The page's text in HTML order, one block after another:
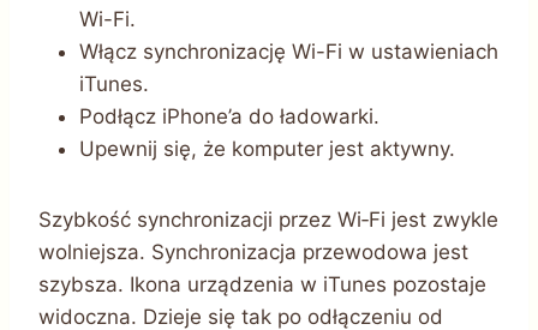
Wi-Fi.
Włącz synchronizację Wi-Fi w ustawieniach
iTunes.
Podłącz iPhone’a do ładowarki.
Upewnij się, że komputer jest aktywny.
Szybkość synchronizacji przez Wi‑Fi jest zwykle
wolniejsza. Synchronizacja przewodowa jest
szybsza. Ikona urządzenia w iTunes pozostaje
widoczna. Dzieje się tak po odłączeniu od